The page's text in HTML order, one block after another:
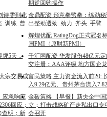
期逆回购操作
诗雯到北
训练_曹
金鼎配资 形意拳劈拳：练劲
出整劲透劲_劲力_斧头_手臂
辉煌优配 RatingDog正式冠名
国PMI（原财新PMI）
牌5天，
千汇网配资 华发股份48亿元
交注册：AAA评级 地方国企
宗交易成富民策略 主力资金流入前20:
入9.29亿元、贵州茅台流入
应急响应
回应；
查明；新
金砖策略 【早报】新央企中
立；打击战略矿产走私出口专
会召开